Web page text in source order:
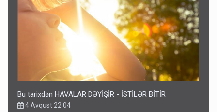
Bu tarixdən HAVALAR DƏYİŞİR - İSTİLƏR BİTİR
4 Avqust 22:04